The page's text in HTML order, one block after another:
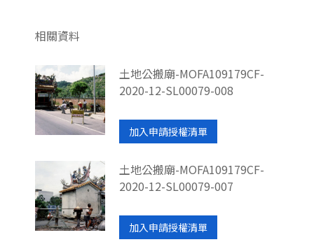
相關資料
土地公搬廟-MOFA109179CF-
2020-12-SL00079-008
加入申請授權清單
土地公搬廟-MOFA109179CF-
2020-12-SL00079-007
加入申請授權清單